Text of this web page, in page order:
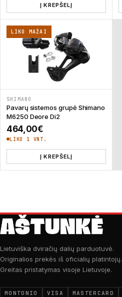
Į KREPŠELĮ
LIKO MAŽAI
SHIMANO
Pavarų sistemos grupė Shimano
M6250 Deore Di2
464,00€
LIKO 1 VNT.
Į KREPŠELĮ
Lietuviška dviračių dalių parduotuvė.
Originalios prekės iš oficialių platintojų.
Greitas pristatymas visoje Lietuvoje.
MONTONIO VISA MASTERCARD